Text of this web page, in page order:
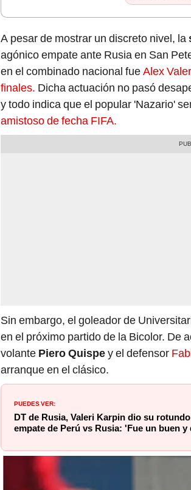
A pesar de mostrar un discreto nivel, la
agónico empate ante Rusia en San
en el combinado nacional fueAlex
finales. Dicha actuación no pasó
y todo indica que el popular 'Nazario'
amistoso de fecha FIFA.
Sin embargo, el goleador de
en el próximo partido de la Bicolor. De
volante Piero Quispey el defensor
arranque en el clásico.
PUEDES VER:
DT de Rusia, Valeri Karpin dio su
empate de Perú vs Rusia: 'Fue un buen